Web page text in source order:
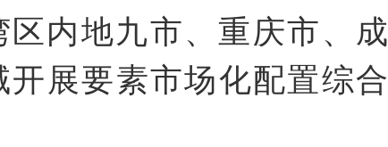
内地九市、重庆市、成
开展要素市场化配置综合